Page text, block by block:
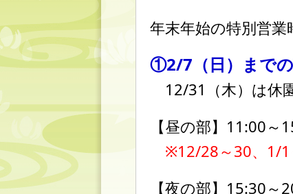
年末年始の特別営業
①2/7（日）までの
12/31（木）は休
【昼の部】11:00～
※12/28～30、1/1
【夜の部】15:30～